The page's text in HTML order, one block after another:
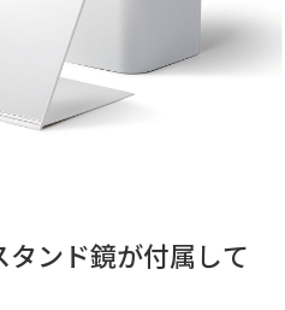
ンド鏡が付属して